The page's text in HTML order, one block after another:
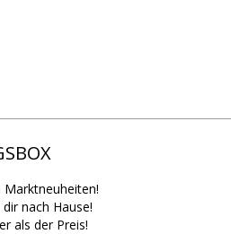
nach Hause!
als der Preis!